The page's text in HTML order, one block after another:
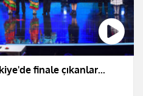
finale çıkanlar...